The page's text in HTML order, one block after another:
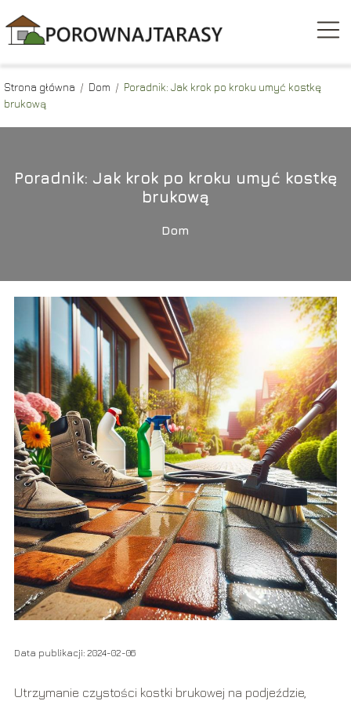
Strona główna / Dom / Poradnik: Jak krok po kroku umyć kostkę
brukową
Poradnik: Jak krok po kroku umyć kostkę
brukową
Dom
Data publikacji: 2024-02-06
Utrzymanie czystości kostki brukowej na podjeździe,